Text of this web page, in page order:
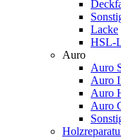
Lacke
HSL-
Auro
Auro
Auro
Auro
Auro